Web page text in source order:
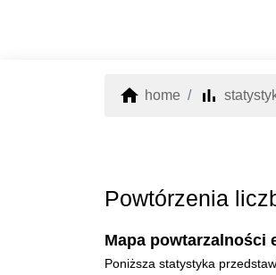
home home bar_chart
Powtórzenia
Mapa powtarzalności
Poniższa statystyka